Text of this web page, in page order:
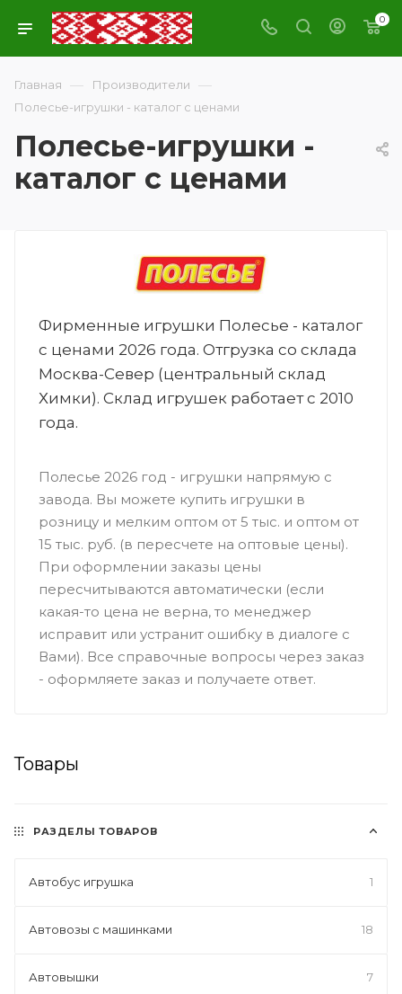
0
Главная — Производители —
Полесье-игрушки - каталог с ценами
Полесье-игрушки -
каталог с ценами
Фирменные игрушки Полесье - каталог
с ценами 2026 года. Отгрузка со склада
Москва-Север (центральный склад
Химки). Склад игрушек работает с 2010
года.
Полесье 2026 год - игрушки напрямую с
завода. Вы можете купить игрушки в
розницу и мелким оптом от 5 тыс. и оптом от
15 тыс. руб. (в пересчете на оптовые цены).
При оформлении заказы цены
пересчитываются автоматически (если
какая-то цена не верна, то менеджер
исправит или устранит ошибку в диалоге с
Вами). Все справочные вопросы через заказ
- оформляете заказ и получаете ответ.
Товары
РАЗДЕЛЫ ТОВАРОВ
Автобус игрушка 1
Автовозы с машинками 18
Автовышки 7